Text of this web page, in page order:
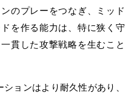
のプレーをつなぎ、ミッド
を作る能力は、特に狭く守
貫した攻撃戦略を生むこと
ョンはより耐久性があり、